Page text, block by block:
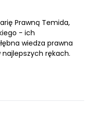
Prawną Temida,
- ich
wiedza prawna
rękach.